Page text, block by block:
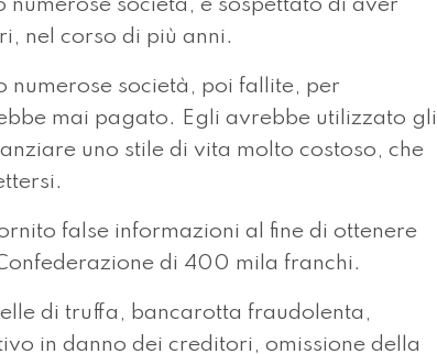
società, è sospettato di aver
nel corso di più anni.
società, poi fallite, per
mai pagato. Egli avrebbe utilizzato gli
uno stile di vita molto costoso, che
false informazioni al fine di ottenere
di 400 mila franchi.
di truffa, bancarotta fraudolenta,
in danno dei creditori, omissione della